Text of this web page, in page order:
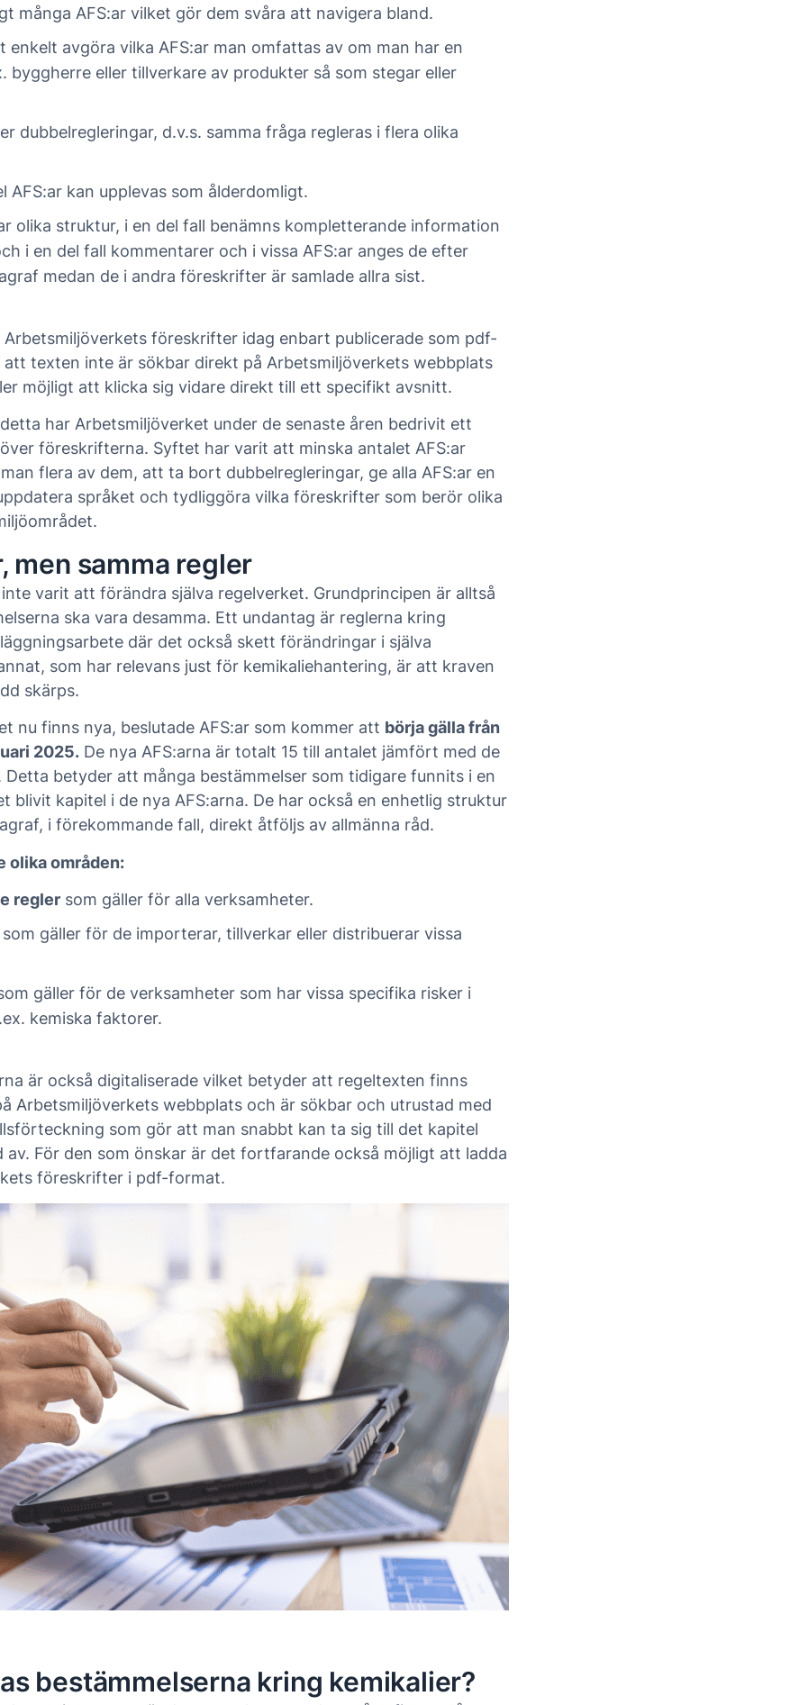
många AFS:ar vilket gör dem svåra att navigera bland.
enkelt avgöra vilka AFS:ar man omfattas av om man har en
byggherre eller tillverkare av produkter så som stegar eller
dubbelregleringar, d.v.s. samma fråga regleras i flera olika
AFS:ar kan upplevas som ålderdomligt.
olika struktur, i en del fall benämns kompletterande information
i en del fall kommentarer och i vissa AFS:ar anges de efter
medan de i andra föreskrifter är samlade allra sist.
föreskrifter idag enbart publicerade som pdf-
texten inte är sökbar direkt på Arbetsmiljöverkets webbplats
möjligt att klicka sig vidare direkt till ett specifikt avsnitt.
har Arbetsmiljöverket under de senaste åren bedrivit ett
föreskrifterna. Syftet har varit att minska antalet AFS:ar
flera av dem, att ta bort dubbelregleringar, ge alla AFS:ar en
språket och tydliggöra vilka föreskrifter som berör olika
men samma regler
varit att förändra själva regelverket. Grundprincipen är alltså
ska vara desamma. Ett undantag är reglerna kring
där det också skett förändringar i själva
som har relevans just för kemikaliehantering, är att kraven
skärps.
nu finns nya, beslutade AFS:ar som kommer att börja gälla från
2025. De nya AFS:arna är totalt 15 till antalet jämfört med de
Detta betyder att många bestämmelser som tidigare funnits i en
blivit kapitel i de nya AFS:arna. De har också en enhetlig struktur
i förekommande fall, direkt åtföljs av allmänna råd.
olika områden:
regler som gäller för alla verksamheter.
som gäller för de importerar, tillverkar eller distribuerar vissa
gäller för de verksamheter som har vissa specifika risker i
kemiska faktorer.
är också digitaliserade vilket betyder att regeltexten finns
Arbetsmiljöverkets webbplats och är sökbar och utrustad med
som gör att man snabbt kan ta sig till det kapitel
av. För den som önskar är det fortfarande också möjligt att ladda
föreskrifter i pdf-format.
bestämmelserna kring kemikalier?